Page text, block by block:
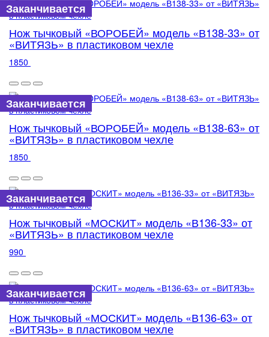
Заканчивается
Нож тычковый «ВОРОБЕЙ» модель «В138-33» от
«ВИТЯЗЬ» в пластиковом чехле
1850
Заканчивается
Нож тычковый «ВОРОБЕЙ» модель «В138-63» от
«ВИТЯЗЬ» в пластиковом чехле
1850
Заканчивается
Нож тычковый «МОСКИТ» модель «В136-33» от
«ВИТЯЗЬ» в пластиковом чехле
990
Заканчивается
Нож тычковый «МОСКИТ» модель «В136-63» от
«ВИТЯЗЬ» в пластиковом чехле